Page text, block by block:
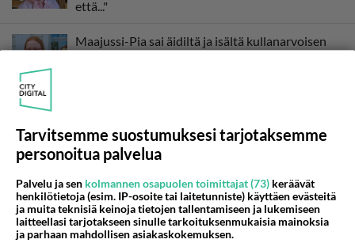
että..."
Maajussi-Pia sai äidiltä ja isältä kullanarvoisen
Tarvitsemme suostumuksesi tarjotaksemme
personoitua palvelua
Palvelu ja sen kolmannen osapuolen toimittajat (73) keräävät
henkilötietoja (esim. IP-osoite tai laitetunniste) käyttäen evästeitä
ja muita teknisiä keinoja tietojen tallentamiseen ja lukemiseen
laitteellasi tarjotakseen sinulle tarkoituksenmukaisia mainoksia
ja parhaan mahdollisen asiakaskokemuksen.